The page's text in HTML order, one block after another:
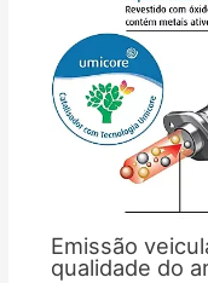
Emissão
qualidade do